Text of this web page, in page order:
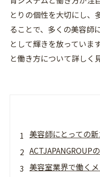
とりの個性を大切にし、
ることで、多くの美容師
として輝きを放っていま
と働き方について詳しく
美容師にとっての
ACTJAPANGROUP
美容室業界で働く